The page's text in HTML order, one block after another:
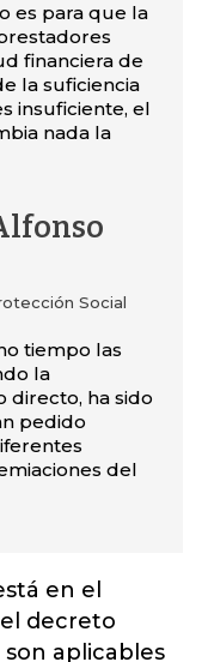
es para que la
financiera de
la suficiencia
insuficiente, el
nada la
Social
tiempo las
la
directo, ha sido
pedido
del
en el
decreto
aplicables